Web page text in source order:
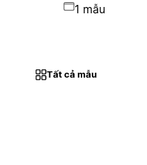
1 mẫu
Tất cả mẫu